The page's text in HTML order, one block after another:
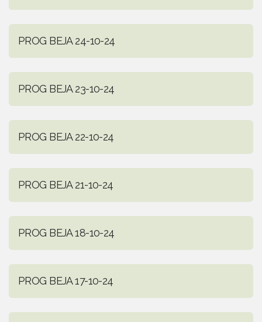
PROG BEJA 24-10-24
PROG BEJA 23-10-24
PROG BEJA 22-10-24
PROG BEJA 21-10-24
PROG BEJA 18-10-24
PROG BEJA 17-10-24